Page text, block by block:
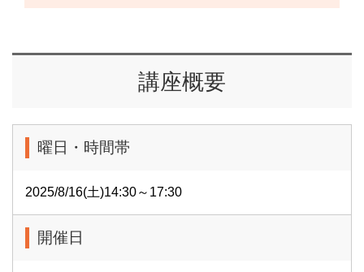
講座概要
曜日・時間帯
2025/8/16(土)14:30～17:30
開催日